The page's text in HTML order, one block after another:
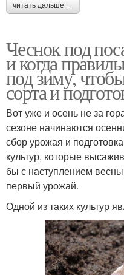
читать дальше →
Чеснок под
и когда
под зиму,
сорта и
Вот уже и осень не за
сезоне начинаются
сбор урожая и
культур, которые
бы с наступлением
первый урожай.
Одной из таких культур